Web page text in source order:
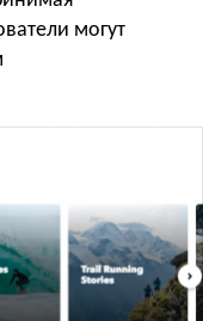
могут